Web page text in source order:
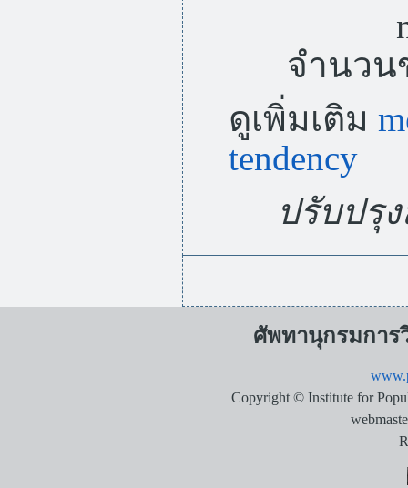
n
จำนว
ดูเพิ่มเติม
tendency
ปรับปรุ
ศัพทานุกรมการ
Copyright © Institute for